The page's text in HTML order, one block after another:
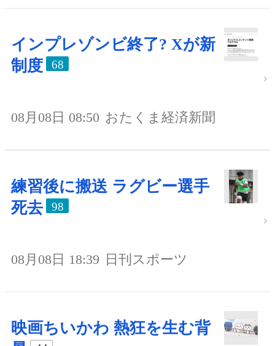
インプレゾンビ終了? Xが新
制度
68
08月08日 08:50 おたくま経済新聞
練習後に搬送 ラグビー選手
死去
98
08月08日 18:39 日刊スポーツ
映画ちいかわ 熱狂を生む背